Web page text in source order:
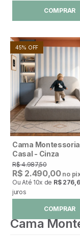
COMPRAR
45% OFF
Cama
Casal - Cinza
R$ 4.987,50
R$ 2.490,00no
Ou Até 10x de R$
juros
COMPRAR
Cama